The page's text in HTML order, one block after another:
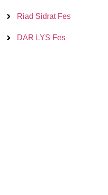
Riad Sidrat Fes
DAR LYS Fes